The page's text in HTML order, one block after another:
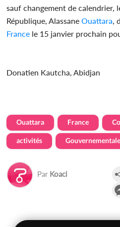
sauf changement de calendrier,
République, AlassaneOuattara,
France le 15 janvier prochain
Donatien Kautcha, Abidjan
Ouattara France
activités
Par Koaci